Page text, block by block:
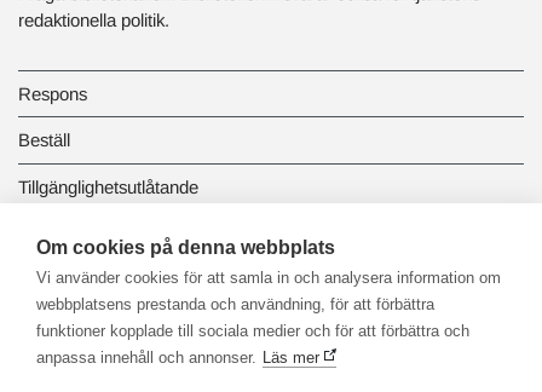
redaktionella politik.
Respons
Beställ
Tillgänglighetsutlåtande
Dataskydd och registerbeskrivningar
Länkbiblioteket
Om cookies på denna webbplats
Vi använder cookies för att samla in och analysera information om
webbplatsens prestanda och användning, för att förbättra
funktioner kopplade till sociala medier och för att förbättra och
anpassa innehåll och annonser. Läs mer